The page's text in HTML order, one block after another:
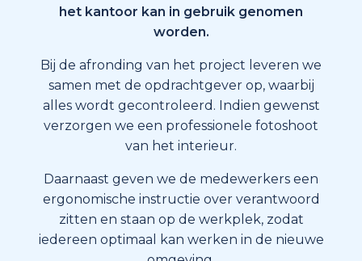
het kantoor kan in gebruik genomen
worden.
Bij de afronding van het project leveren we
samen met de opdrachtgever op, waarbij
alles wordt gecontroleerd. Indien gewenst
verzorgen we een professionele fotoshoot
van het interieur.
Daarnaast geven we de medewerkers een
ergonomische instructie over verantwoord
zitten en staan op de werkplek, zodat
iedereen optimaal kan werken in de nieuwe